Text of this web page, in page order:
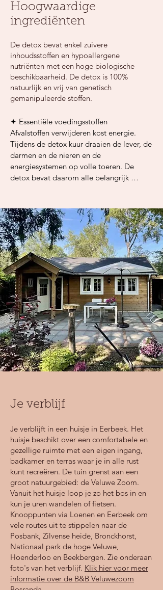
Hoogwaardige
ingrediënten
De detox bevat enkel zuivere
inhoudsstoffen en hypoallergene
nutriënten met een hoge biologische
beschikbaarheid. De detox is 100%
natuurlijk en vrij van genetisch
gemanipuleerde stoffen.
✦ Essentiële voedingsstoffen
Afvalstoffen verwijderen kost energie.
Tijdens de detox kuur draaien de lever, de
darmen en de nieren en de
energiesystemen op volle toeren. De
detox bevat daarom alle belangrijk
detox-proces te ondersteunen en
voedingstekorten aan te vullen. Hieronder
noem ik enkele toegevoegde
voedingsstoffen:
✦ Zuiverende ingrediënten zoals
glutathion, NAC en TMG.
De detox is verreikt met het belangrijkste
zuiverende ingrediënt dat er is: glutathion.
Glutathion is een krachtig lichaamseigen
anti-oxidant die oxidatieve stress
vermindert, het zelfreinigingsproces van
de cellen stimuleert en stoffen zoals;
alcohol, pesticiden en zware metalen
verwerkt. Naast glutathion is de lever ook
ontgiftende leverenzymen aan te maken.
Ook bevat de detox hoog gedoseerd
TMG (trimethylglycine) Dit ondersteunt
een gezonde leverfunctie en ontgifting en
zorgt voor normale
homocysteïnespiegels.
✦ Darmreinigende en herstellende
ingrediënten als: L-glutamine, N-acetyl-L-
cysteïne, quercetine en meer!
L-glutamine en quercetine hebben het
vermogen om de darmwand te herstellen
en te voeden en de radar van het
afweersysteem op scherp te houden. Deze
krachtige voedingsstoffen geven het
darmslijmvlies een grondige
onderhoudsbeurt en ze beschermen tegen
Je verblijf
Je verblijft in een huisje in Eerbeek. Het
huisje beschikt over een comfortabele en
gezellige ruimte met een eigen ingang,
badkamer en terras waar je in alle rust
kunt recreëren. De tuin grenst aan een
groot natuurgebied: de Veluwe Zoom.
Vanuit het huisje loop je zo het bos in en
kun je uren wandelen of fietsen.
Knooppunten via Loenen en Eerbeek om
vele routes uit te stippelen naar de
Posbank, Zilvense heide, Bronckhorst,
Nationaal park de hoge Veluwe,
Hoenderloo en Beekbergen. Zie onderaan
foto's van het verblijf. Klik hier voor meer
informatie over de B&B Veluwezoom